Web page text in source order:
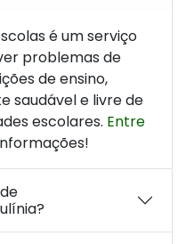
é um serviço
problemas de
de ensino,
saudável e livre de
escolares. Entre